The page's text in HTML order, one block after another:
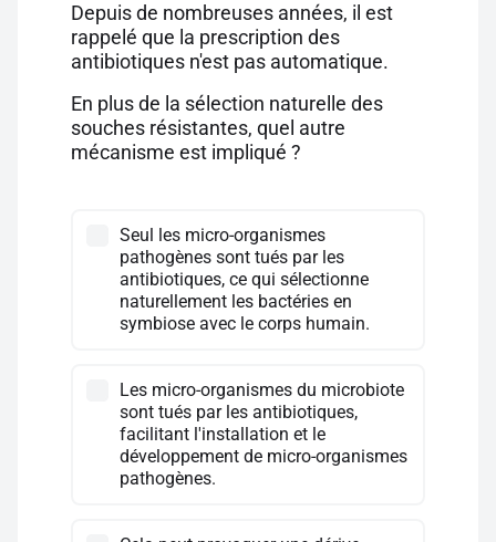
Depuis de nombreuses années, il est
rappelé que la prescription des
antibiotiques n'est pas automatique.
En plus de la sélection naturelle des
souches résistantes, quel autre
mécanisme est impliqué ?
Seul les micro-organismes
pathogènes sont tués par les
antibiotiques, ce qui sélectionne
naturellement les bactéries en
symbiose avec le corps humain.
Les micro-organismes du microbiote
sont tués par les antibiotiques,
facilitant l'installation et le
développement de micro-organismes
pathogènes.